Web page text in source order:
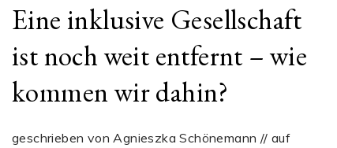
Eine inklusive Gesellschaft
ist noch weit entfernt – wie
kommen wir dahin?
geschrieben von Agnieszka Schönemann // auf